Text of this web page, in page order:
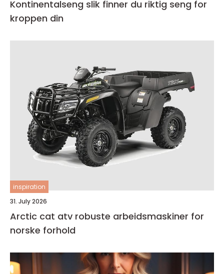
Kontinentalseng slik finner du riktig seng for
kroppen din
inspiration
31. July 2026
Arctic cat atv robuste arbeidsmaskiner for
norske forhold